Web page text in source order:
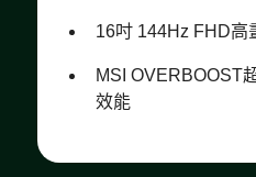
16吋 144Hz FHD高
MSI OVERBOOST
效能